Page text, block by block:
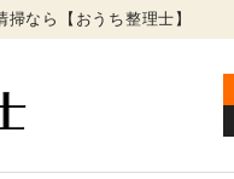
なら【おうち整理士】